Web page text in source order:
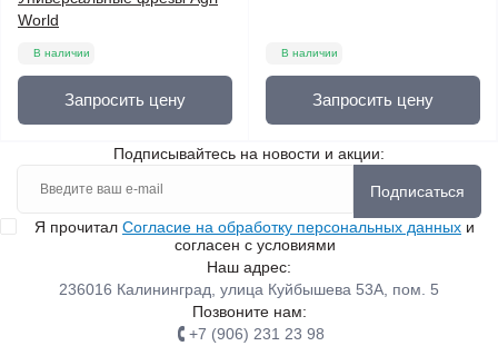
World
В наличии
Запросить цену
В наличии
Запросить цену
Подписывайтесь на новости и акции:
Подписаться
Я прочитал Согласие на обработку персональных данных и
согласен с условиями
Наш адрес:
236016 Калининград, улица Куйбышева 53А, пом. 5
Позвоните нам:
+7 (906) 231 23 98